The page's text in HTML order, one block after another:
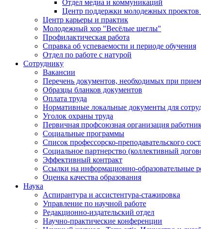
Отдел медиа и коммуникаций
Центр поддержки молодежных
Центр карьеры и практик
Молодежный хор "Весёлые щеглы"
Профилактическая работа
Справка об успеваемости и периоде обучения
Отдел по работе с натурой
Сотруднику
Вакансии
Перечень документов, необходимых при
Образцы бланков документов
Оплата труда
Нормативные локальные документы для
Уголок охраны труда
Первичная профсоюзная организация
Социальные программы
Список профессорско-преподавательского
Социальное партнерство (коллективный
Эффективный контракт
Ссылки на информационно-образовательные
Оценка качества образования
Наука
Аспирантура и ассистентура-стажировка
Управление по научной работе
Редакционно-издательский отдел
Научно-практические конференции